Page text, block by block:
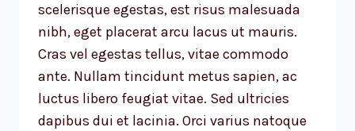
scelerisque egestas, est risus malesuada
nibh, eget placerat arcu lacus ut mauris.
Cras vel egestas tellus, vitae commodo
ante. Nullam tincidunt metus sapien, ac
luctus libero feugiat vitae. Sed ultricies
dapibus dui et lacinia. Orci varius natoque